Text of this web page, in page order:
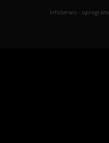
InfoSerwis-